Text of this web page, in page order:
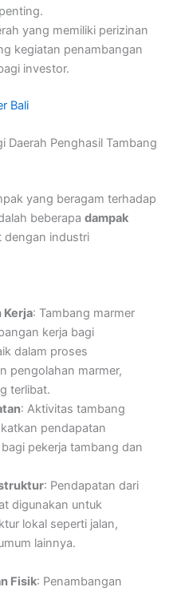
yang memiliki perizinan
kegiatan penambangan
investor.
Bali
Daerah Penghasil Tambang
yang beragam terhadap
beberapa dampak
dengan industri
Kerja: Tambang marmer
kerja bagi
dalam proses
pengolahan marmer,
terlibat.
: Aktivitas tambang
pendapatan
pekerja tambang dan
: Pendapatan dari
digunakan untuk
lokal seperti jalan,
lainnya.
Fisik: Penambangan